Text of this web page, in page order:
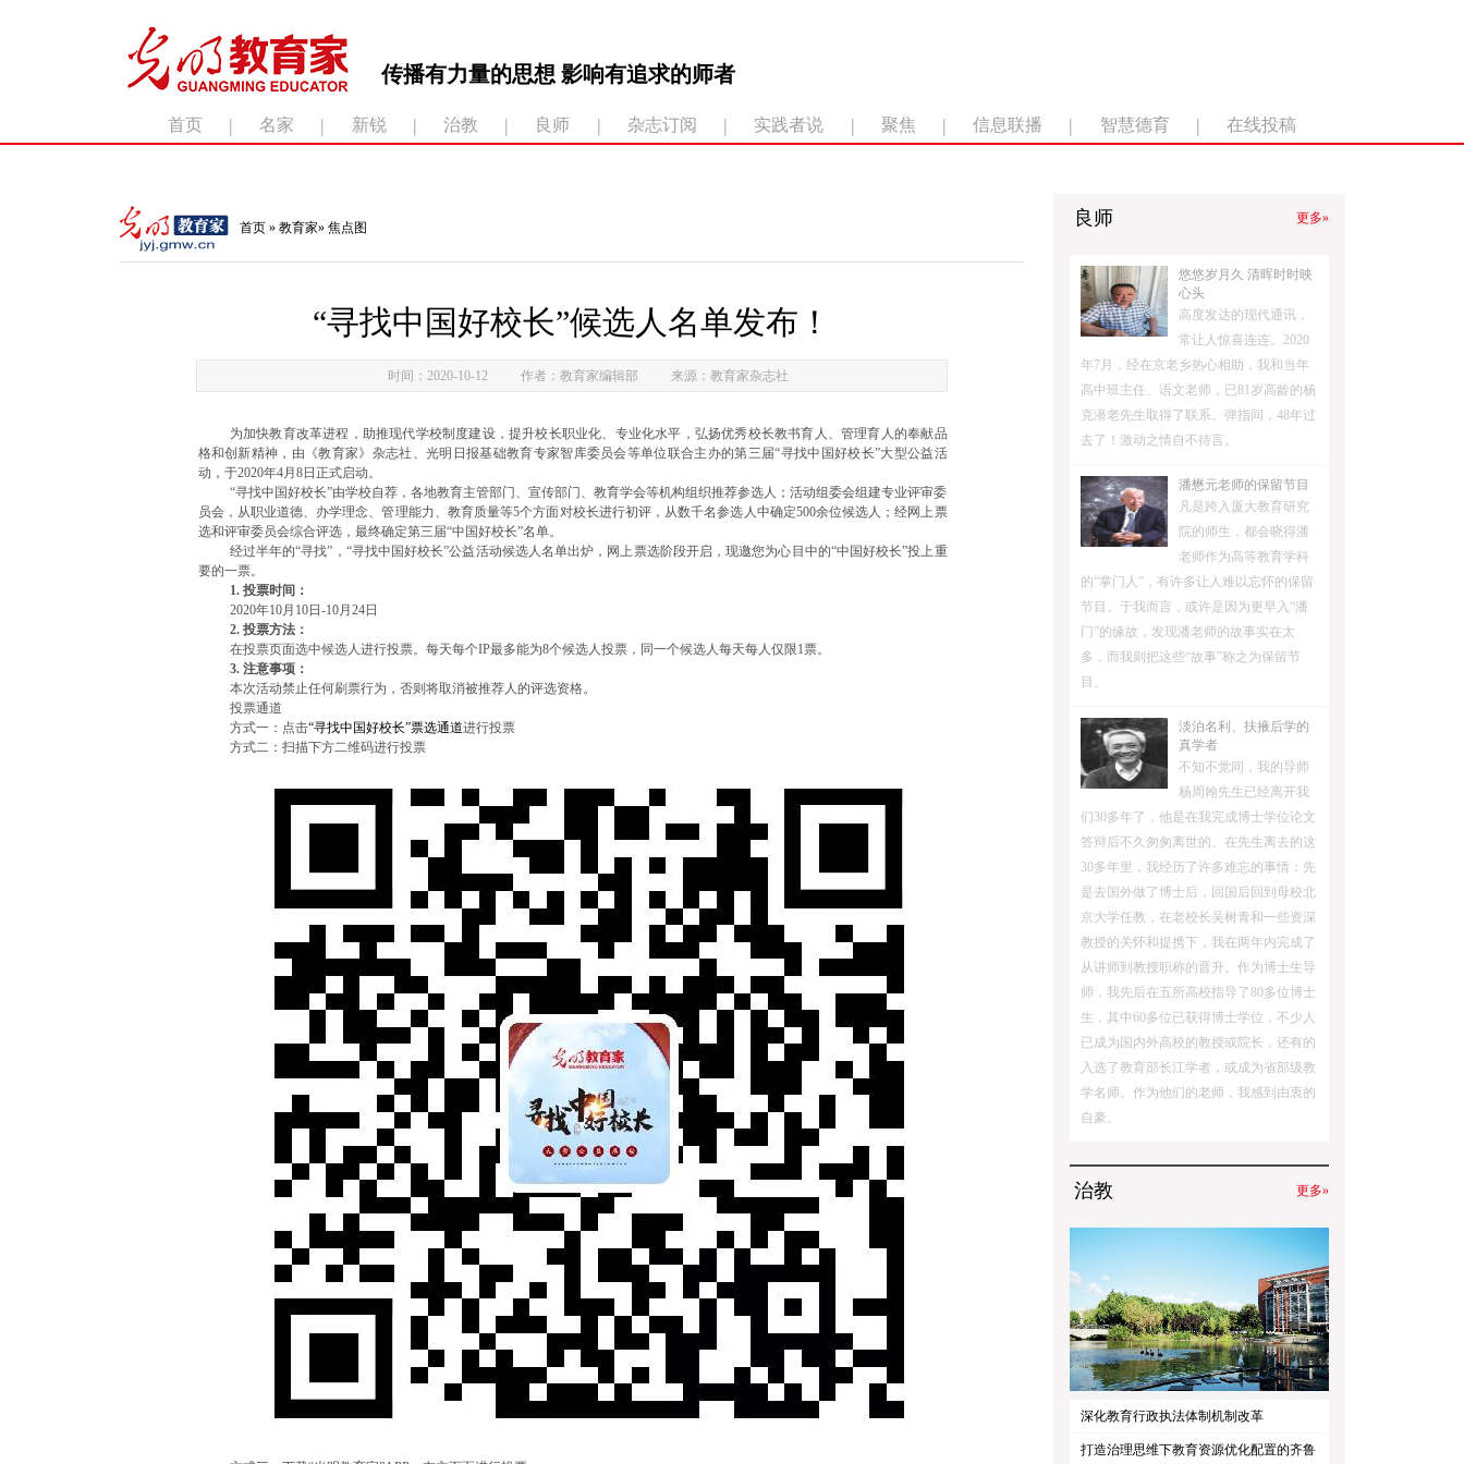
传播有力量的思想 影响有追求的师者
首页 | 名家 | 新锐 | 治教 | 良师 | 杂志订阅 | 实践者说 | 聚焦 | 信息联播 | 智慧德育 | 在线投稿
首页» 教育家» 焦点图
“寻找中国好校长”候选人名单发布！
时间：2020-10-12 作者：教育家编辑部 来源：教育家杂志社
为加快教育改革进程，助推现代学校制度建设，提升校长职业化、专业化水平，弘扬优秀校长教书育人、管理育人的奉献品
格和创新精神，由《教育家》杂志社、光明日报基础教育专家智库委员会等单位联合主办的第三届“寻找中国好校长”大型公益活
动，于2020年4月8日正式启动。
“寻找中国好校长”由学校自荐，各地教育主管部门、宣传部门、教育学会等机构组织推荐参选人；活动组委会组建专业评审委
员会，从职业道德、办学理念、管理能力、教育质量等5个方面对校长进行初评，从数千名参选人中确定500余位候选人；经网上票
选和评审委员会综合评选，最终确定第三届“中国好校长”名单。
经过半年的“寻找”，“寻找中国好校长”公益活动候选人名单出炉，网上票选阶段开启，现邀您为心目中的“中国好校长”投上重
要的一票。
1. 投票时间：
2020年10月10日-10月24日
2. 投票方法：
在投票页面选中候选人进行投票。每天每个IP最多能为8个候选人投票，同一个候选人每天每人仅限1票。
3. 注意事项：
本次活动禁止任何刷票行为，否则将取消被推荐人的评选资格。
投票通道
方式一：点击“寻找中国好校长”票选通道进行投票
方式二：扫描下方二维码进行投票
良师 更多»
悠悠岁月久 清晖时时映
心头
高度发达的现代通讯，
常让人惊喜连连。2020
年7月，经在京老乡热心相助，我和当年
高中班主任、语文老师，已81岁高龄的杨
克潜老先生取得了联系。弹指间，48年过
去了！激动之情自不待言。
潘懋元老师的保留节目
凡是跨入厦大教育研究
院的师生，都会晓得潘
老师作为高等教育学科
的“掌门人”，有许多让人难以忘怀的保留
节目。于我而言，或许是因为更早入“潘
门”的缘故，发现潘老师的故事实在太
多，而我则把这些“故事”称之为保留节
目。
淡泊名利、扶掖后学的
真学者
不知不觉间，我的导师
杨周翰先生已经离开我
们30多年了，他是在我完成博士学位论文
答辩后不久匆匆离世的。在先生离去的这
30多年里，我经历了许多难忘的事情：先
是去国外做了博士后，回国后回到母校北
京大学任教，在老校长吴树青和一些资深
教授的关怀和提携下，我在两年内完成了
从讲师到教授职称的晋升。作为博士生导
师，我先后在五所高校指导了80多位博士
生，其中60多位已获得博士学位，不少人
已成为国内外高校的教授或院长，还有的
入选了教育部长江学者，或成为省部级教
学名师。作为他们的老师，我感到由衷的
自豪。
治教 更多»
深化教育行政执法体制机制改革
打造治理思维下教育资源优化配置的齐鲁